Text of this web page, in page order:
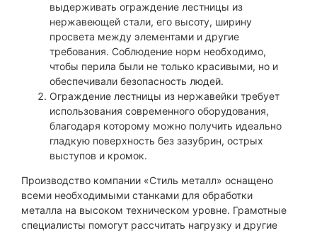
выдерживать ограждение лестницы из
нержавеющей стали, его высоту, ширину
просвета между элементами и другие
требования. Соблюдение норм необходимо,
чтобы перила были не только красивыми, но и
обеспечивали безопасность людей.
Ограждение лестницы из нержавейки требует
использования современного оборудования,
благодаря которому можно получить идеально
гладкую поверхность без зазубрин, острых
выступов и кромок.
Производство компании «Стиль металл» оснащено
всеми необходимыми станками для обработки
металла на высоком техническом уровне. Грамотные
специалисты помогут рассчитать нагрузку и другие